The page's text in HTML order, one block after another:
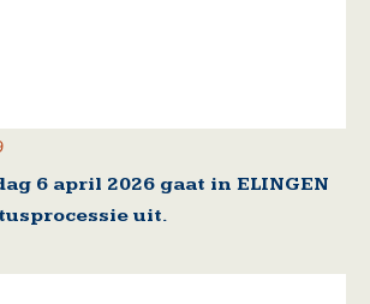
6 april 2026 gaat in ELINGEN
uit.